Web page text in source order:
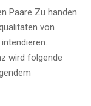
Paare Zu handen
von
wird folgende